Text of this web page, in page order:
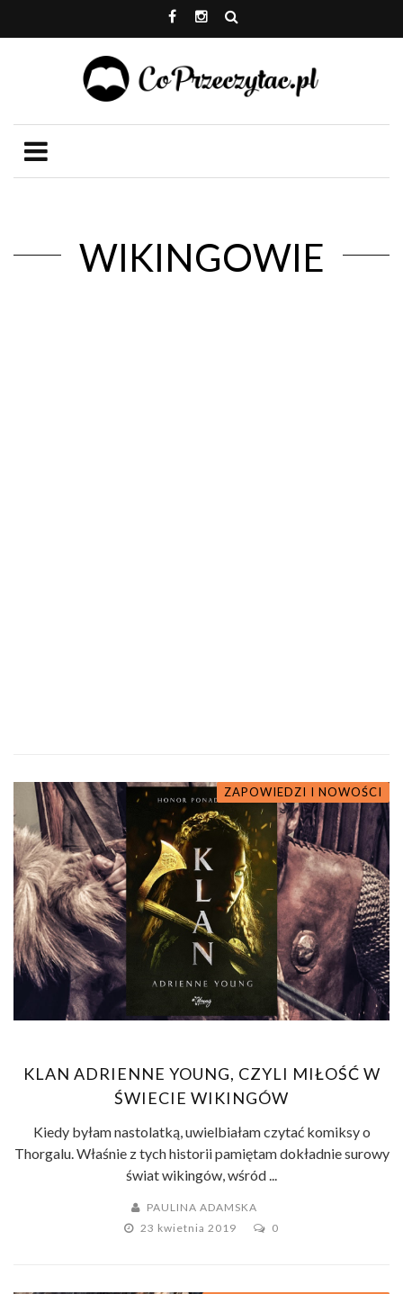
WIKINGOWIE
ZAPOWIEDZI I NOWOŚCI
KLAN ADRIENNE YOUNG, CZYLI MIŁOŚĆ W
ŚWIECIE WIKINGÓW
Kiedy byłam nastolatką, uwielbiałam czytać komiksy o
Thorgalu. Właśnie z tych historii pamiętam dokładnie surowy
świat wikingów, wśród ...
PAULINA ADAMSKA
23 kwietnia 2019
0